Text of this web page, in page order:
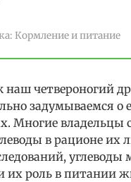
Кормление и питание
четвероногий
задумываемся о
Многие владельцы
в рационе их
углеводы
их роль в питании